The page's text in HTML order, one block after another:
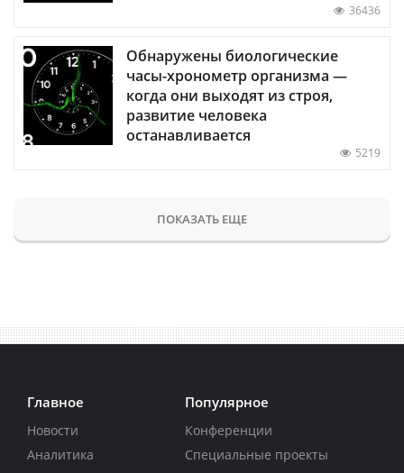
36436
Обнаружены биологические
часы-хронометр организма —
когда они выходят из строя,
развитие человека
останавливается
5219
ПОКАЗАТЬ ЕЩЕ
Главное
Новости
Аналитика
Популярное
Конференции
Специальные проекты